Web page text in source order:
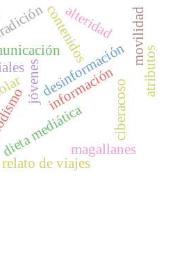
dieta mediática
jóvenesdesinformación
ciberacoso
movilidad
contenidos
relato de viajes
información
alteridad
magallanes
atributos